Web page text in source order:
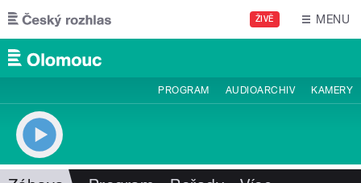
Přejít k hlavnímu obsahu
ŽIVĚ MENU
PROGRAM AUDIOARCHIV KAMERY